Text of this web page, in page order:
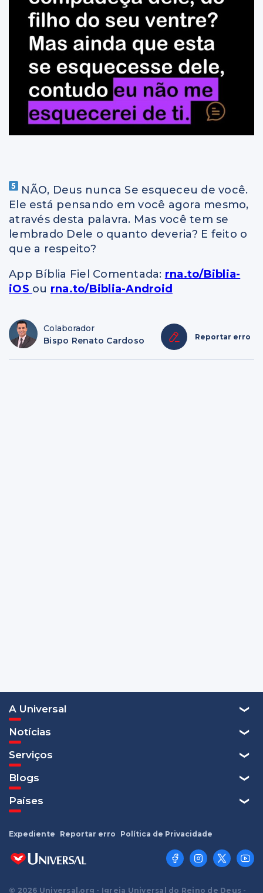
NÃO, Deus nunca Se esqueceu de você.
Ele está pensando em você agora mesmo,
através desta palavra. Mas você tem se
lembrado Dele o quanto deveria? E feito o
que a respeito?
App Bíblia Fiel Comentada: rna.to/Biblia-
iOS ou rna.to/Biblia-Android
Colaborador
Bispo Renato Cardoso
Reportar erro
A Universal
Notícias
Serviços
Blogs
Países
© 2026 Universal.org - Igreja Universal do Reino de Deus -
Expediente Reportar erro Política de Privacidade